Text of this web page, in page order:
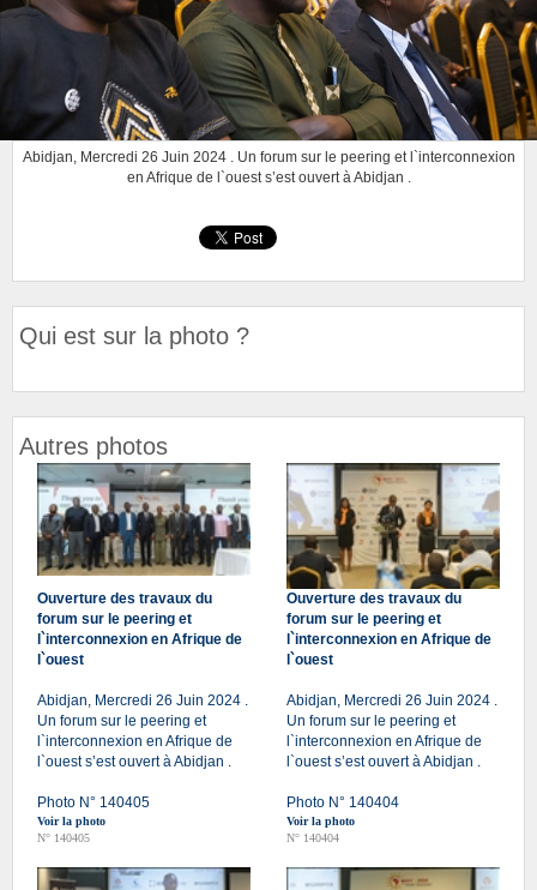
Abidjan, Mercredi 26 Juin 2024 . Un forum sur le peering et l`interconnexion
en Afrique de l`ouest s’est ouvert à Abidjan .
Qui est sur la photo ?
Autres photos
Ouverture des travaux du
forum sur le peering et
l`interconnexion en Afrique de
l`ouest
Abidjan, Mercredi 26 Juin 2024 .
Un forum sur le peering et
l`interconnexion en Afrique de
l`ouest s’est ouvert à Abidjan .
Photo N° 140405
Voir la photo
N° 140405
Ouverture des travaux du
forum sur le peering et
l`interconnexion en Afrique de
l`ouest
Abidjan, Mercredi 26 Juin 2024 .
Un forum sur le peering et
l`interconnexion en Afrique de
l`ouest s’est ouvert à Abidjan .
Photo N° 140404
Voir la photo
N° 140404